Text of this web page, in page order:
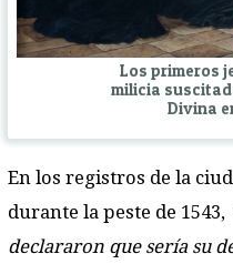
Los primeros
milicia
Divina
En los registros de la
durante la peste de 1543,
declararon que sería su